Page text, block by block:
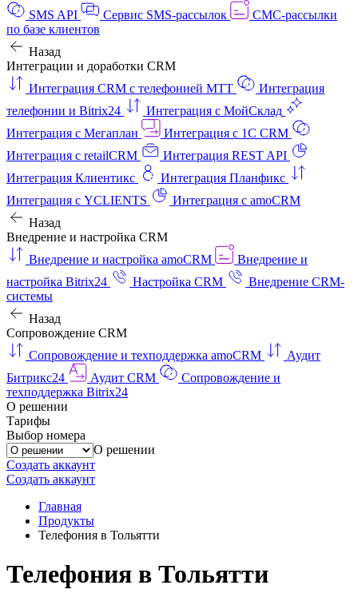
SMS API
Сервис SMS-рассылок
СМС-рассылки
по базе клиентов
Назад
Интеграции и доработки CRM
Интеграция CRM с телефонией МТТ
Интеграция
телефонии и Bitrix24
Интеграция с МойСклад
Интеграция с Мегаплан
Интеграция с 1C CRM
Интеграция с retailCRM
Интеграция REST API
Интеграция Клиентикс
Интеграция Планфикс
Интеграция с YCLIENTS
Интеграция с amoCRM
Назад
Внедрение и настройка CRM
Внедрение и настройка amoCRM
Внедрение и
настройка Bitrix24
Настройка CRM
Внедрение CRM-
системы
Назад
Сопровождение CRM
Сопровождение и техподдержка amoCRM
Аудит
Битрикс24
Аудит CRM
Сопровождение и
техподдержка Bitrix24
О решении
Тарифы
Выбор номера
О решении
Создать аккаунт
Создать аккаунт
Главная
Продукты
Телефония в Тольятти
Телефония в Тольятти